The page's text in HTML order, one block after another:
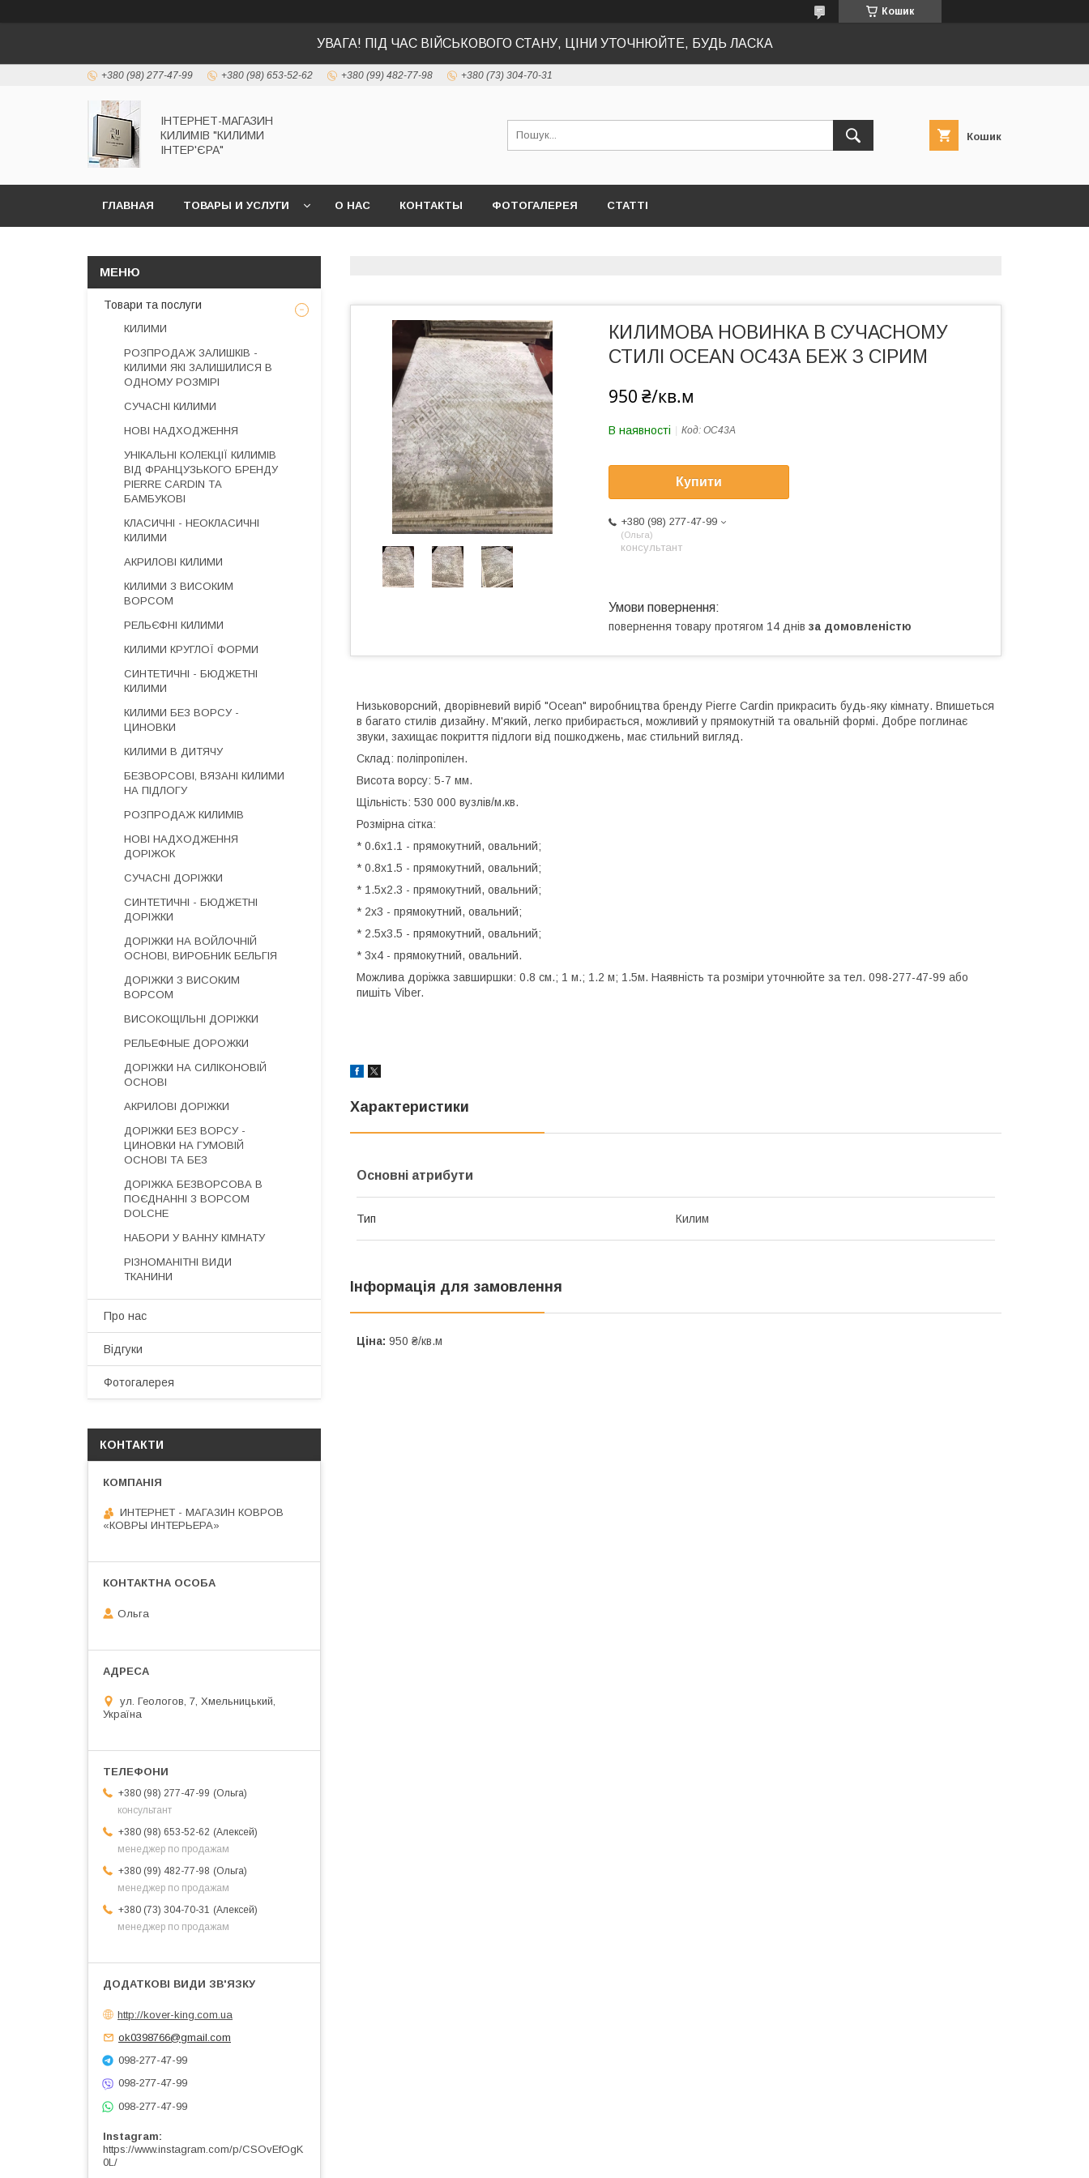
Кошик
УВАГА! ПІД ЧАС ВІЙСЬКОВОГО СТАНУ, ЦІНИ УТОЧНЮЙТЕ, БУДЬ ЛАСКА
+380 (98) 277-47-99 +380 (98) 653-52-62 +380 (99) 482-77-98 +380 (73) 304-70-31
ІНТЕРНЕТ-МАГАЗИН
КИЛИМІВ "КИЛИМИ
ІНТЕР'ЄРА"
Кошик
ГЛАВНАЯ ТОВАРЫ И УСЛУГИ О НАС КОНТАКТЫ ФОТОГАЛЕРЕЯ СТАТТІ
КИЛИМОВА НОВИНКА В СУЧАСНОМУ
СТИЛІ OСEAN ОС43А БЕЖ З СІРИМ
950 ₴/кв.м
В наявності Код: OC43А
Купити
+380 (98) 277-47-99
Ольга
консультант
повернення товару протягом 14 днів за домовленістю
Низьковорсний, дворівневий виріб "Oсean" виробництва бренду Pierre Cardin прикрасить будь-яку кімнату. Впишеться
в багато стилів дизайну. М'який, легко прибирається, можливий у прямокутній та овальній формі. Добре поглинає
звуки, захищає покриття підлоги від пошкоджень, має стильний вигляд.
Склад: поліпропілен.
Висота ворсу: 5-7 мм.
Щільність: 530 000 вузлів/м.кв.
Розмірна сітка:
* 0.6х1.1 - прямокутний, овальний;
* 0.8х1.5 - прямокутний, овальний;
* 1.5х2.3 - прямокутний, овальний;
* 2х3 - прямокутний, овальний;
* 2.5х3.5 - прямокутний, овальний;
* 3х4 - прямокутний, овальний.
Можлива доріжка завширшки: 0.8 см.; 1 м.; 1.2 м; 1.5м. Наявність та розміри уточнюйте за тел. 098-277-47-99 або
пишіть Viber.
Характеристики
Основні атрибути
Тип Килим
Інформація для замовлення
Ціна: 950 ₴/кв.м
Товари та послуги
КИЛИМИ
РОЗПРОДАЖ ЗАЛИШКІВ -
КИЛИМИ ЯКІ ЗАЛИШИЛИСЯ В
ОДНОМУ РОЗМІРІ
СУЧАСНІ КИЛИМИ
НОВІ НАДХОДЖЕННЯ
УНІКАЛЬНІ КОЛЕКЦІЇ КИЛИМІВ
ВІД ФРАНЦУЗЬКОГО БРЕНДУ
PIERRE CARDIN ТА
БАМБУКОВІ
КЛАСИЧНІ - НЕОКЛАСИЧНІ
КИЛИМИ
АКРИЛОВІ КИЛИМИ
КИЛИМИ З ВИСОКИМ
ВОРСОМ
РЕЛЬЄФНІ КИЛИМИ
КИЛИМИ КРУГЛОЇ ФОРМИ
СИНТЕТИЧНІ - БЮДЖЕТНІ
КИЛИМИ
КИЛИМИ БЕЗ ВОРСУ -
ЦИНОВКИ
КИЛИМИ В ДИТЯЧУ
БЕЗВОРСОВІ, ВЯЗАНІ КИЛИМИ
НА ПІДЛОГУ
РОЗПРОДАЖ КИЛИМІВ
НОВІ НАДХОДЖЕННЯ
ДОРІЖОК
СУЧАСНІ ДОРІЖКИ
СИНТЕТИЧНІ - БЮДЖЕТНІ
ДОРІЖКИ
ДОРІЖКИ НА ВОЙЛОЧНІЙ
ОСНОВІ, ВИРОБНИК БЕЛЬГІЯ
ДОРІЖКИ З ВИСОКИМ
ВОРСОМ
ВИСОКОЩІЛЬНІ ДОРІЖКИ
РЕЛЬЕФНЫЕ ДОРОЖКИ
ДОРІЖКИ НА СИЛІКОНОВІЙ
ОСНОВІ
АКРИЛОВІ ДОРІЖКИ
ДОРІЖКИ БЕЗ ВОРСУ -
ЦИНОВКИ НА ГУМОВІЙ
ОСНОВІ ТА БЕЗ
ДОРІЖКА БЕЗВОРСОВА В
ПОЄДНАННІ З ВОРСОМ
DOLCHE
НАБОРИ У ВАННУ КІМНАТУ
РІЗНОМАНІТНІ ВИДИ
ТКАНИНИ
Про нас
Відгуки
Фотогалерея
КОНТАКТИ
ИНТЕРНЕТ - МАГАЗИН КОВРОВ
«КОВРЫ ИНТЕРЬЕРА»
Ольга
ул. Геологов, 7, Хмельницький,
Україна
+380 (98) 277-47-99
Ольга
консультант
+380 (98) 653-52-62
Алексей
менеджер по продажам
+380 (99) 482-77-98
Ольга
менеджер по продажам
+380 (73) 304-70-31
Алексей
менеджер по продажам
http://kover-king.com.ua
ok0398766@gmail.com
098-277-47-99
098-277-47-99
098-277-47-99
Instagram
https://www.instagram.com/p/CSOvEfOgK
0L/